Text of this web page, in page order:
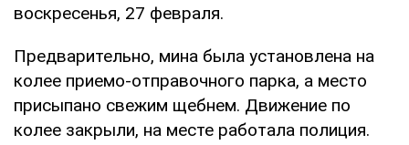
воскресенья, 27 февраля.
Предварительно, мина была установлена на
колее приемо-отправочного парка, а место
присыпано свежим щебнем. Движение по
колее закрыли, на месте работала полиция.